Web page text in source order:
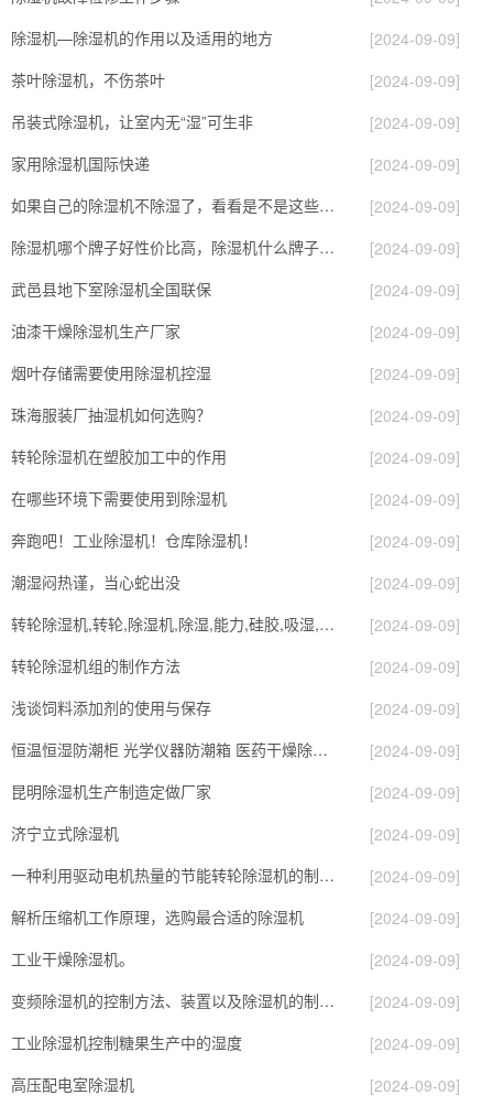
除湿机—除湿机的作用以及适用的地方
[2024-09-09]
茶叶除湿机，不伤茶叶
[2024-09-09]
吊装式除湿机，让室内无“湿”可生非
[2024-09-09]
家用除湿机国际快递
[2024-09-09]
如果自己的除湿机不除湿了，看看是不是这些原因导致的！
[2024-09-09]
除湿机哪个牌子好性价比高，除湿机什么牌子最好品质最好，除湿机品牌十大排名
[2024-09-09]
武邑县地下室除湿机全国联保
[2024-09-09]
油漆干燥除湿机生产厂家
[2024-09-09]
烟叶存储需要使用除湿机控湿
[2024-09-09]
珠海服装厂抽湿机如何选购？
[2024-09-09]
转轮除湿机在塑胶加工中的作用
[2024-09-09]
在哪些环境下需要使用到除湿机
[2024-09-09]
奔跑吧！工业除湿机！仓库除湿机！
[2024-09-09]
潮湿闷热谨，当心蛇出没
[2024-09-09]
转轮除湿机,转轮,除湿机,除湿,能力,硅胶,吸湿,吸附,活性,轮式
[2024-09-09]
转轮除湿机组的制作方法
[2024-09-09]
浅谈饲料添加剂的使用与保存
[2024-09-09]
恒温恒湿防潮柜 光学仪器防潮箱 医药干燥除湿设备
[2024-09-09]
昆明除湿机生产制造定做厂家
[2024-09-09]
济宁立式除湿机
[2024-09-09]
一种利用驱动电机热量的节能转轮除湿机的制作方法
[2024-09-09]
解析压缩机工作原理，选购最合适的除湿机
[2024-09-09]
工业干燥除湿机。
[2024-09-09]
变频除湿机的控制方法、装置以及除湿机的制作方法
[2024-09-09]
工业除湿机控制糖果生产中的湿度
[2024-09-09]
高压配电室除湿机
[2024-09-09]